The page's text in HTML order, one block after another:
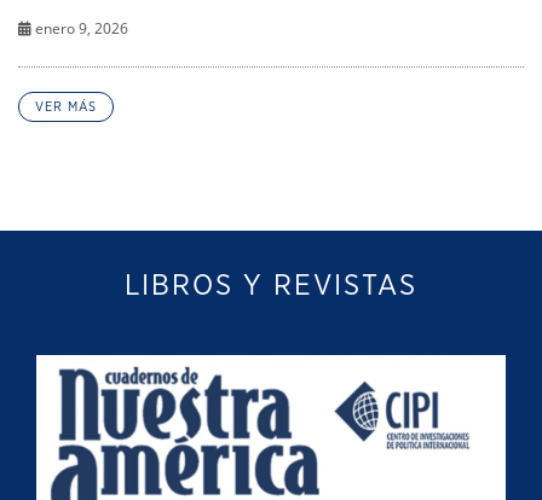
enero 9, 2026
VER MÁS
LIBROS Y REVISTAS